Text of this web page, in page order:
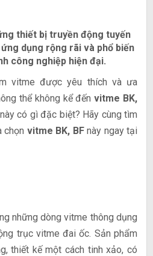
thiết bị truyền động tuyến
dụng rộng rãi và phổ biến
công nghiệp hiện đại.
vitme được yêu thích và ưa
thể không kể đếnvitme BK,
có gì đặc biệt? Hãy cùng tìm
chọn vitme BK, BFnày ngay tại
những dòng vitme thông dụng
trục vitme đai ốc. Sản phẩm
thiết kế một cách tinh xảo, có